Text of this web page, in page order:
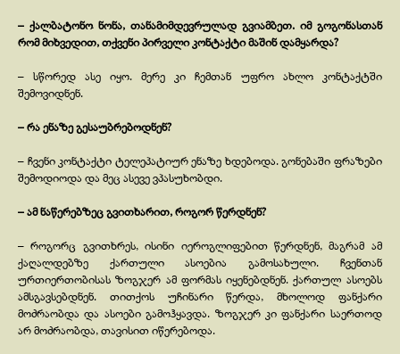
– ქალბატონო ნონა, თანამიმდევრულად გვიამბეთ. იმ გოგონასთან
რომ მიხვედით, თქვენი პირველი კონტაქტი მაშინ დამყარდა?
– სწორედ ასე იყო. მერე კი ჩემთან უფრო ახლო კონტაქტში
შემოვიდნენ.
– რა ენაზე გესაუბრებოდნენ?
– ჩვენი კონტაქტი ტელეპატიურ ენაზე ხდებოდა. გონებაში ფრაზები
შემოდიოდა და მეც ასევე ვპასუხობდი.
– ამ ნაწერებზეც გვითხარით, როგორ წერდნენ?
– როგორც გვითხრეს, ისინი იეროგლიფებით წერდნენ, მაგრამ ამ
ქაღალდებზე ქართული ასოებია გამოსახული. ჩვენთან
ურთიერთობისას ზოგჯერ ამ ფორმას იყენებდნენ. ქართულ ასოებს
ამსგავსებდნენ. თითქოს უჩინარი წერდა, მხოლოდ ფანქარი
მოძრაობდა და ასოები გამოჰყავდა. ზოგჯერ კი ფანქარი საერთოდ
არ მოძრაობდა, თავისით იწერებოდა.